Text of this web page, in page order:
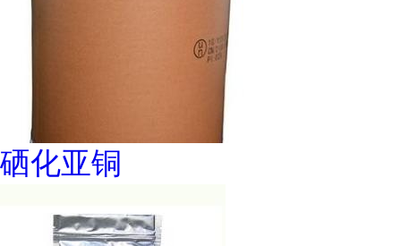
硒化亚铜